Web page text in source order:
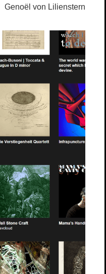
Genoël von Lilienstern